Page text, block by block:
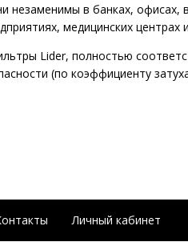
незаменимы в банках, офисах,
медицинских центрах
Lider, полностью
(по коэффициенту
Личный кабинет